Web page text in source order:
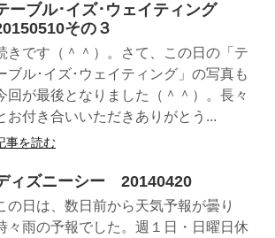
ーブル･イズ･ウェイティング
その３
きです（＾＾）。さて、この日の「テ
ブル･イズ･ウェイティング」の写真も
回が最後となりました（＾＾）。長々
お付き合いいただきありがとう...
事を読む
ィズニーシー 20140420
の日は、数日前から天気予報が曇り
々雨の予報でした。週１日・日曜日休